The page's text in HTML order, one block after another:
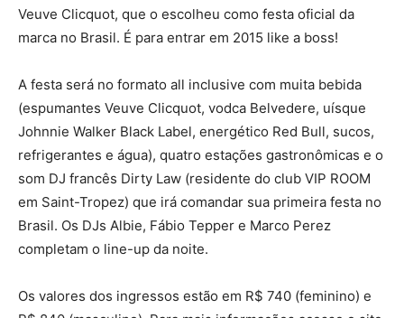
Veuve Clicquot, que o escolheu como festa oficial da
marca no Brasil. É para entrar em 2015 like a boss!
A festa será no formato all inclusive com muita bebida
(espumantes Veuve Clicquot, vodca Belvedere, uísque
Johnnie Walker Black Label, energético Red Bull, sucos,
refrigerantes e água), quatro estações gastronômicas e o
som DJ francês Dirty Law (residente do club VIP ROOM
em Saint-Tropez) que irá comandar sua primeira festa no
Brasil. Os DJs Albie, Fábio Tepper e Marco Perez
completam o line-up da noite.
Os valores dos ingressos estão em R$ 740 (feminino) e